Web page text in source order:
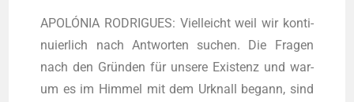
APOLÓNIA RODRIGUES: Viel­leicht weil wir kon­ti­
nu­ier­lich nach Ant­wor­ten suchen. Die Fra­gen
nach den Grün­den für unse­re Exis­tenz und war­
um es im Him­mel mit dem Urknall begann, sind